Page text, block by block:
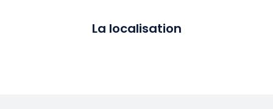
La localisation